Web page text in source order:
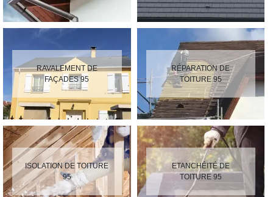
RAVALEMENT DE
FAÇADES 95
RÉPARATION DE
TOITURE 95
ISOLATION DE TOITURE
95
ETANCHÉITÉ DE
TOITURE 95